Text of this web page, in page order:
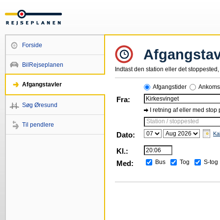
Forside
BilRejseplanen
Afgangstavler
Søg Øresund
Til pendlere
Indtast den station eller det
Afgangstider
Fra:
I retning af eller med stop
Station / stoppested
Dato:
Kl.:
Med:
Bus Tog S-tog